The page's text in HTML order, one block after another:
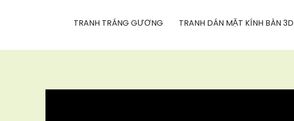
TRANH TRÁNG GƯƠNG TRANH DÁN MẶT KÍNH BÀN 3D